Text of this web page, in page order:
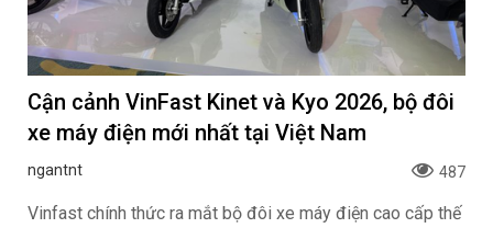
Cận cảnh VinFast Kinet và Kyo 2026, bộ đôi
xe máy điện mới nhất tại Việt Nam
ngantnt 487
Vinfast chính thức ra mắt bộ đôi xe máy điện cao cấp thế